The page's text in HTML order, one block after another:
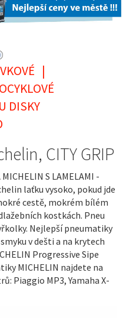
|
DISKY
CITY GRIP
S LAMELAMI -
laťku vysoko, pokud jde
cestě, mokrém bílém
kostkách. Pneu
Nejlepší pneumatiky
v dešti a na krytech
Progressive Sipe
MICHELIN najdete na
Piaggio MP3, Yamaha X-